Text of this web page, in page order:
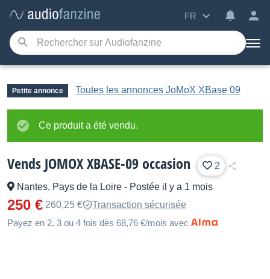
FR
Petite annonce Toutes les annonces JoMoX XBase 09
Ce produit a été vendu.
Vends JOMOX XBASE-09 occasion 2
Nantes, Pays de la Loire - Postée il y a 1 mois
250 € 260,25 €
Transaction sécurisée
Payez en 2, 3 ou 4 fois dès 68,76 €/mois avec